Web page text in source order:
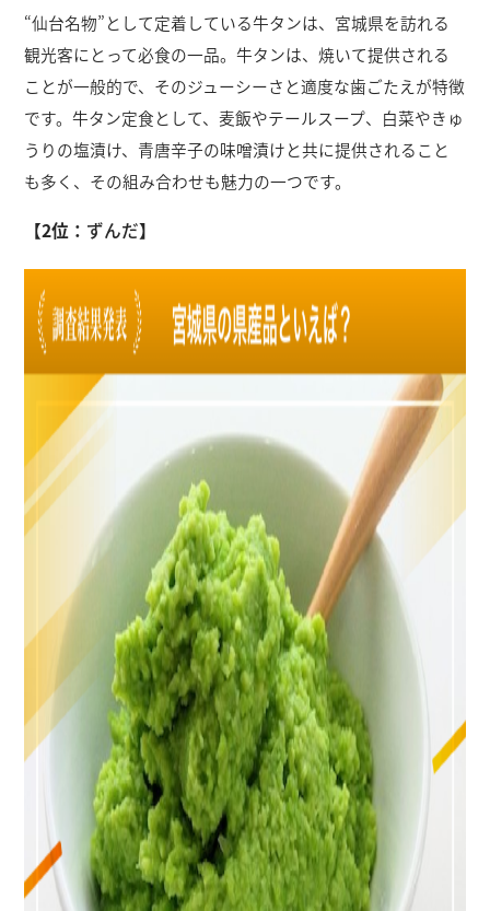
“仙台名物”として定着している牛タンは、宮城県を訪れる
観光客にとって必食の一品。牛タンは、焼いて提供される
ことが一般的で、そのジューシーさと適度な歯ごたえが特徴
です。牛タン定食として、麦飯やテールスープ、白菜やきゅ
うりの塩漬け、青唐辛子の味噌漬けと共に提供されること
も多く、その組み合わせも魅力の一つです。
【2位： ずんだ】